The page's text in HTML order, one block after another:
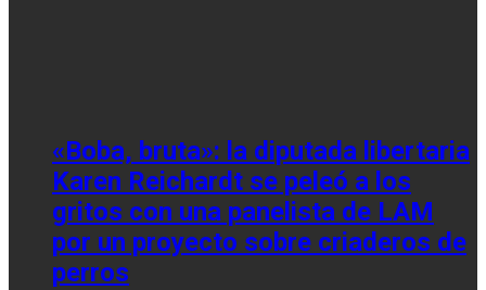
«Boba, bruta»: la diputada libertaria
Karen Reichardt se peleó a los
gritos con una panelista de LAM
por un proyecto sobre criaderos de
perros